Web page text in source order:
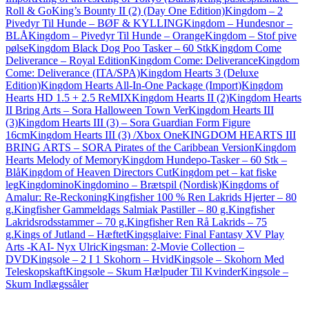
Roll & GoKing’s Bounty II (2) (Day One Edition)Kingdom – 2
Pivedyr Til Hunde – BØF & KYLLINGKingdom – Hundesnor –
BLÅKingdom – Pivedyr Til Hunde – OrangeKingdom – Stof pive
pølseKingdom Black Dog Poo Tasker – 60 StkKingdom Come
Deliverance – Royal EditionKingdom Come: DeliveranceKingdom
Come: Deliverance (ITA/SPA)Kingdom Hearts 3 (Deluxe
Edition)Kingdom Hearts All-In-One Package (Import)Kingdom
Hearts HD 1.5 + 2.5 ReMIXKingdom Hearts II (2)Kingdom Hearts
II Bring Arts – Sora Halloween Town VerKingdom Hearts III
(3)Kingdom Hearts III (3) – Sora Guardian Form Figure
16cmKingdom Hearts III (3) /Xbox OneKINGDOM HEARTS III
BRING ARTS – SORA Pirates of the Caribbean VersionKingdom
Hearts Melody of MemoryKingdom Hundepo-Tasker – 60 Stk –
BlåKingdom of Heaven Directors CutKingdom pet – kat fiske
legKingdominoKingdomino – Brætspil (Nordisk)Kingdoms of
Amalur: Re-ReckoningKingfisher 100 % Ren Lakrids Hjerter – 80
g.Kingfisher Gammeldags Salmiak Pastiller – 80 g.Kingfisher
Lakridsrodsstammer – 70 g.Kingfisher Ren Rå Lakrids – 75
g.Kings of Jutland – HæftetKingsglaive: Final Fantasy XV Play
Arts -KAI- Nyx UlricKingsman: 2-Movie Collection –
DVDKingsole – 2 I 1 Skohorn – HvidKingsole – Skohorn Med
TeleskopskaftKingsole – Skum Hælpuder Til KvinderKingsole –
Skum Indlægssåler